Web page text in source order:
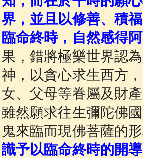
界，並且以修善、積
臨命終時，自然感得
果，錯將極樂世界認
神，以貪心求生西方
女、父母等眷屬及財
雖然願求往生彌陀佛
鬼來臨而現佛菩薩的形
識予以臨命終時的開